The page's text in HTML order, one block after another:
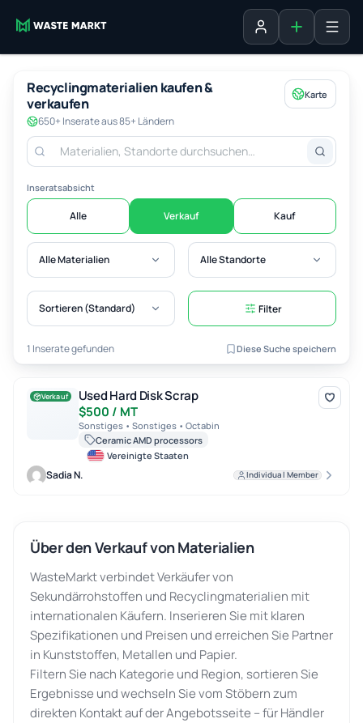
AnmeldenInserat
Recyclingmaterialien kaufen &
verkaufen
650+ Inserate aus 85+ Ländern
Karte
Inseratsabsicht
Alle Verkauf Kauf
Alle Materialien Alle Standorte
Sortieren (Standard) Filter
1 Inserate gefunden Diese Suche speichern
Used Hard Disk Scrap
Verkauf
Used Hard Disk Scrap
$500 / MT
Sonstiges • Sonstiges • Octabin
Ceramic AMD processors
Vereinigte Staaten
Sadia N. Individual Member
Über den Verkauf von Materialien
WasteMarkt verbindet Verkäufer von
Sekundärrohstoffen und Recyclingmaterialien mit
internationalen Käufern. Inserieren Sie mit klaren
Spezifikationen und Preisen und erreichen Sie Partner
in Kunststoffen, Metallen und Papier.
Filtern Sie nach Kategorie und Region, sortieren Sie
Ergebnisse und wechseln Sie vom Stöbern zum
direkten Kontakt auf der Angebotsseite – für Händler